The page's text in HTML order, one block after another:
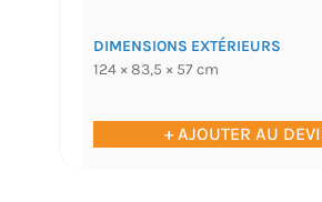
DIMENSIONS EXTÉRIEURS
124 × 83,5 × 57 cm
+ AJOUTER AU